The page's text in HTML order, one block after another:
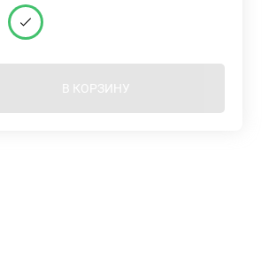
В КОРЗИНУ